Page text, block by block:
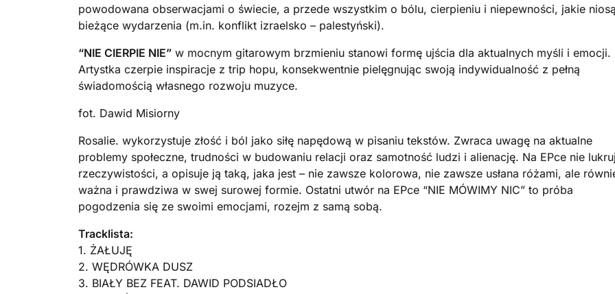
powodowana obserwacjami o świecie, a przede wszystkim o bólu, cierpieniu i niepewności, jakie
bieżące wydarzenia (m.in. konflikt izraelsko – palestyński).
“NIE CIERPIE NIE” w mocnym gitarowym brzmieniu stanowi formę ujścia dla aktualnych myśli i emocji.
Artystka czerpie inspiracje z trip hopu, konsekwentnie pielęgnując swoją indywidualność z pełną
świadomością własnego rozwoju muzyce.
fot. Dawid Misiorny
Rosalie. wykorzystuje złość i ból jako siłę napędową w pisaniu tekstów. Zwraca uwagę na aktualne
problemy społeczne, trudności w budowaniu relacji oraz samotność ludzi i alienację. Na EPce nie
rzeczywistości, a opisuje ją taką, jaka jest – nie zawsze kolorowa, nie zawsze usłana różami, ale
ważna i prawdziwa w swej surowej formie. Ostatni utwór na EPce “NIE MÓWIMY NIC” to próba
pogodzenia się ze swoimi emocjami, rozejm z samą sobą.
Tracklista:
1. ŻAŁUJĘ
2. WĘDRÓWKA DUSZ
3. BIAŁY BEZ FEAT. DAWID PODSIADŁO